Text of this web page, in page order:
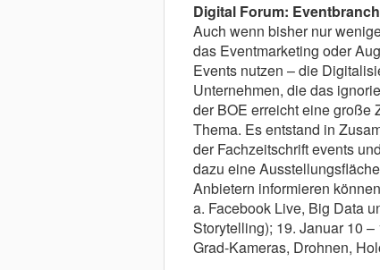
Digital Forum:
Auch wenn bisher nur
das Eventmarketing oder
Events nutzen – die
Unternehmen, die das
der BOE erreicht eine große
Thema. Es entstand in
der Fachzeitschrift events
dazu eine
Anbietern informieren
a. Facebook Live, Big Data
Storytelling); 19. Januar 10
Grad-Kameras, Drohnen,